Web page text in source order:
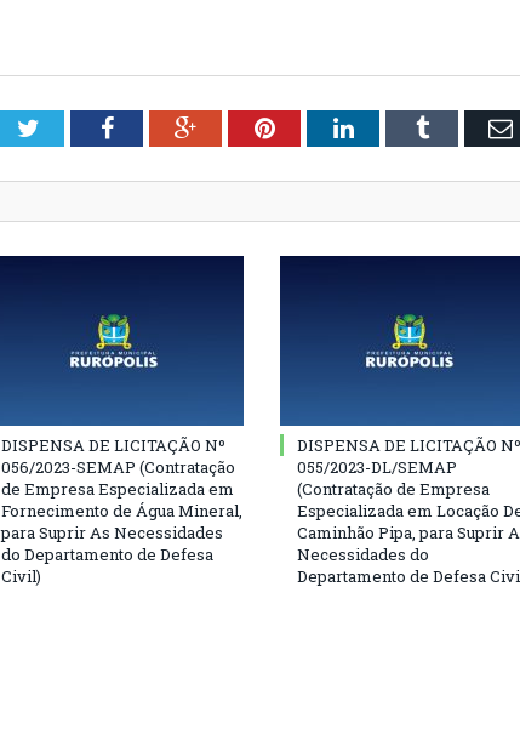
TwitterFacebookGoogle+PinterestLinkedInTumblr
DISPENSA DE LICITAÇÃO Nº
056/2023-SEMAP (Contratação
de Empresa Especializada em
Fornecimento de Água Mineral,
para Suprir As Necessidades
do Departamento de Defesa
Civil)
DISPENSA DE LICITAÇÃO Nº
055/2023-DL/SEMAP
(Contratação de Empresa
Especializada em Locação
Caminhão Pipa, para Suprir
Necessidades do
Departamento de Defesa